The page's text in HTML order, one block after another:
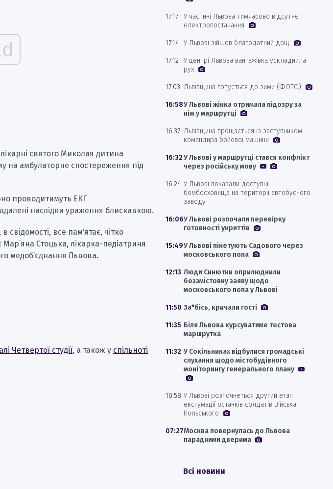
святого Миколая дитина
на амбулаторне спостереження під
проводитимуть ЕКГ
наслідки ураження блискавкою.
свідомості, все памʼятає, чітко
Стоцька, лікарка-педіатриня
медобʼєднання Львова.
Четвертої студії, а також у спільноті
17:17
У частині Львова тимчасово відсутнє
електропостачання
17:14 У Львові зійшов благодатний дощ
17:12 У центрі Львова вантажівка ускладнила
рух
17:03 Львівщина готується до зими (ФОТО)
16:58У Львові жінка отримала підозру за
ніж у маршрутці
16:37 Львівщина прощається із заступником
командира бойової машини
16:32У Львові у маршрутці стався конфлікт
через російську мову
16:24 У Львові показали доступні
бомбосховища на території автобусного
заводу
16:06У Львові розпочали перевірку
готовності укриттів
15:49У Львові пікетують Садового через
московського попа
12:13 Люди Синютки оприлюднили
беззмістовну заяву щодо
московського попа у Львові
11:50 За*бісь, кричали гості
11:35 Біля Львова курсуватиме тестова
маршрутка
11:32 У Сокільниках відбулися громадські
слухання щодо містобудівного
моніторингу генерального плану
10:58 У Львові розпочнеться другий етап
ексгумації останків солдатів Війська
Польського
07:27Москва повернулась до Львова
парадними дверима
Всі новини